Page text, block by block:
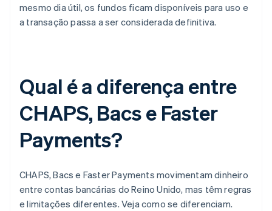
mesmo dia útil, os fundos ficam disponíveis para uso e
a transação passa a ser considerada definitiva.
Qual é a diferença entre
CHAPS, Bacs e Faster
Payments?
CHAPS, Bacs e Faster Payments movimentam dinheiro
entre contas bancárias do Reino Unido, mas têm regras
e limitações diferentes. Veja como se diferenciam.